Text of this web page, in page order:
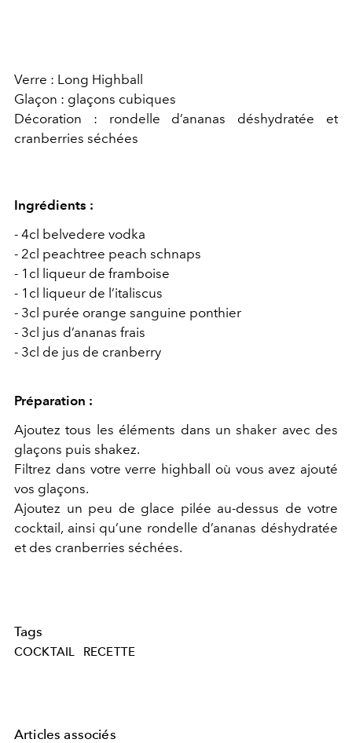
Verre : Long Highball
Glaçon : glaçons cubiques
Décoration : rondelle d’ananas déshydratée et
cranberries séchées
Ingrédients :
- 4cl belvedere vodka
- 2cl peachtree peach schnaps
- 1cl liqueur de framboise
- 1cl liqueur de l’italiscus
- 3cl purée orange sanguine ponthier
- 3cl jus d’ananas frais
- 3cl de jus de cranberry
Préparation :
Ajoutez tous les éléments dans un shaker avec des
glaçons puis shakez.
Filtrez dans votre verre highball où vous avez ajouté
vos glaçons.
Ajoutez un peu de glace pilée au-dessus de votre
cocktail, ainsi qu’une rondelle d’ananas déshydratée
et des cranberries séchées.
Tags
COCKTAIL RECETTE
Articles associés